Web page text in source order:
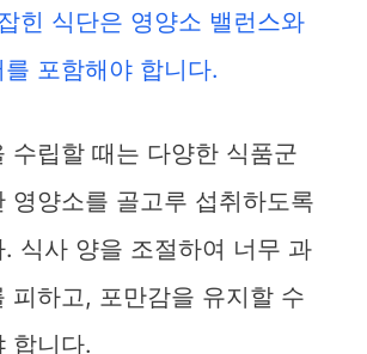
힌 식단은 영양소 밸런스와
포함해야 합니다.
수립할 때는 다양한 식품군
영양소를 골고루 섭취하도록
식사 양을 조절하여 너무 과
피하고, 포만감을 유지할 수
합니다.